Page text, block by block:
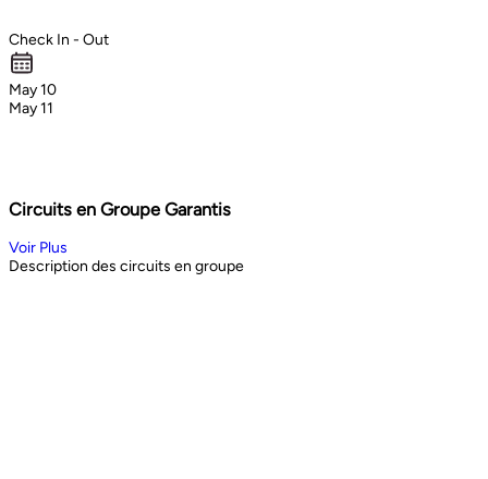
Check In - Out
May 10
May 11
Circuits en Groupe Garantis
Voir Plus
Description des circuits en groupe